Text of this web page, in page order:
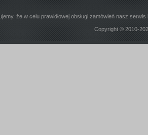
że w celu prawidłowej obsługi zamówień nasz
Copyright © 2010-